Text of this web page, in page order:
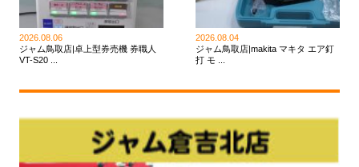
2026.08.06
ジャム鳥取店|卓上型券売機 券職人
VT-S20 ...
2026.08.04
ジャム鳥取店|makita マキタ エア釘
打 モ ...